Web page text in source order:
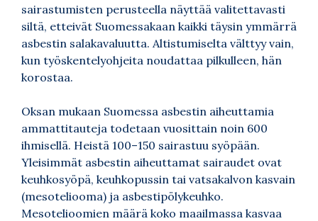
sairastumisten perusteella näyttää valitettavasti
siltä, etteivät Suomessakaan kaikki täysin ymmärrä
asbestin salakavaluutta. Altistumiselta välttyy vain,
kun työskentelyohjeita noudattaa pilkulleen, hän
korostaa.
Oksan mukaan Suomessa asbestin aiheuttamia
ammattitauteja todetaan vuosittain noin 600
ihmisellä. Heistä 100–150 sairastuu syöpään.
Yleisimmät asbestin aiheuttamat sairaudet ovat
keuhkosyöpä, keuhkopussin tai vatsakalvon kasvain
(mesoteliooma) ja asbestipölykeuhko.
Mesotelioomien määrä koko maailmassa kasvaa